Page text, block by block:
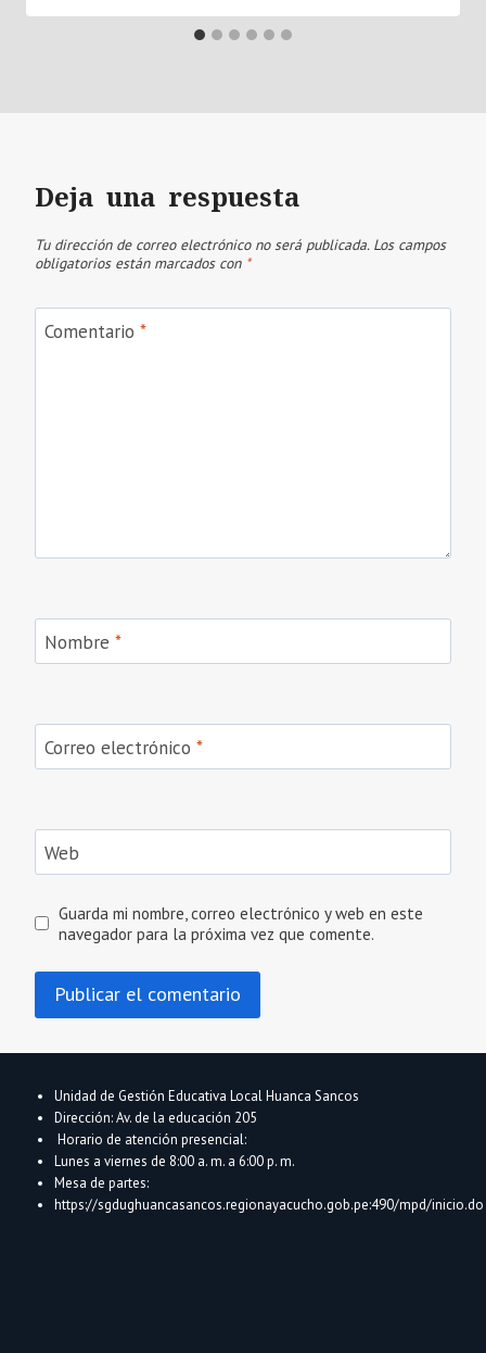
Deja una respuesta
Tu dirección de correo electrónico no será publicada. Los campos
obligatorios están marcados con *
Comentario *
Nombre *
Correo electrónico *
Web
Guarda mi nombre, correo electrónico y web en este
navegador para la próxima vez que comente.
Unidad de Gestión Educativa Local Huanca Sancos
Dirección: Av. de la educación 205
Horario de atención presencial:
Lunes a viernes de 8:00 a. m. a 6:00 p. m.
Mesa de partes:
https://sgdughuancasancos.regionayacucho.gob.pe:490/mpd/inicio.do